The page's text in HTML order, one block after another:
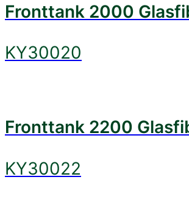
Fronttank 2000
KY30020
Fronttank 2200
KY30022